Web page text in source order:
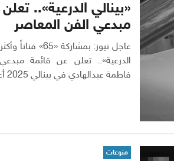
«بينالي الدرعية»..
مبدعي الفن المعاصر
الدرعية».. تعلن عن قائمة مبدعي
فاطمة عبدالهادي في بينالي 2025 أعلنت...
منوعات